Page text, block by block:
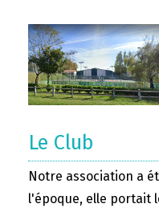
Le Club
Notre association a
l'époque, elle portait